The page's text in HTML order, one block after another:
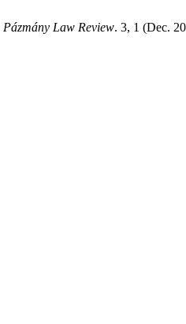
Pázmány Law Review. 3, 1 (Dec.